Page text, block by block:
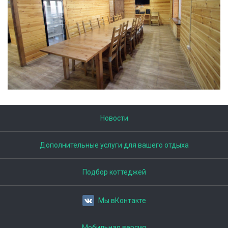
Новости
Дополнительные услуги для вашего отдыха
Подбор коттеджей
Мы вКонтакте